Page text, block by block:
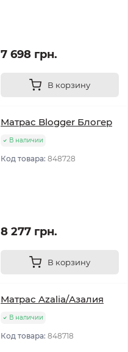
7 698 грн.
В корзину
Матрас Blogger Блогер
В наличии
Код товара: 848728
8 277 грн.
В корзину
Матрас Azalia/Азалия
В наличии
Код товара: 848718